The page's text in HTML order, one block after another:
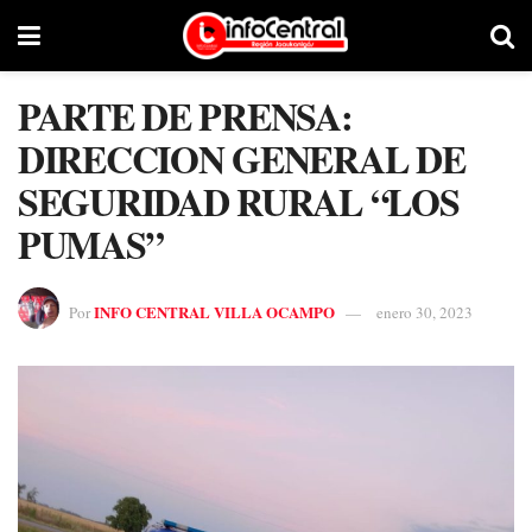
PARTE DE PRENSA:
DIRECCION GENERAL DE
SEGURIDAD RURAL “LOS
PUMAS”
PorINFO CENTRAL VILLA OCAMPO enero 30, 2023